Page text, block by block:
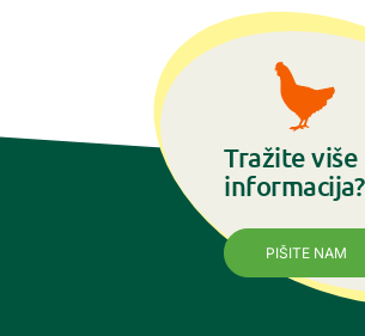
Tražite više
informacija?
PIŠITE NAM